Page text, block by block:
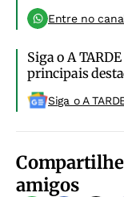
Entre no
Siga o A
principais
Siga o A
Compartilhe
amigos